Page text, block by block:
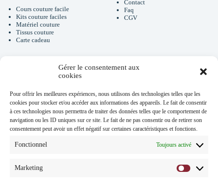
Gérer le consentement aux
cookies
Pour offrir les meilleures expériences, nous utilisons des technologies telles que les
cookies pour stocker et/ou accéder aux informations des appareils. Le fait de consentir
à ces technologies nous permettra de traiter des données telles que le comportement de
navigation ou les ID uniques sur ce site. Le fait de ne pas consentir ou de retirer son
consentement peut avoir un effet négatif sur certaines caractéristiques et fonctions.
Fonctionnel Toujours activé
Marketing
Cours couture facile
Kits couture faciles
Matériel couture
Tissus couture
Carte cadeau
Contact
Faq
CGV
Je m'inscris à la newsletter et je
renseigne mon Email
Email
politique de